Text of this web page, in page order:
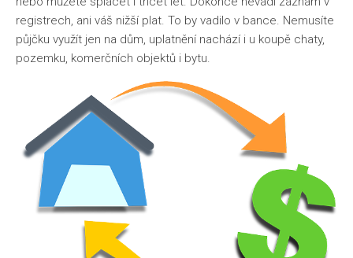
registrech, ani váš nižší plat. To by vadilo v bance. Nemusíte
půjčku využít jen na dům, uplatnění nachází i u koupě chaty,
pozemku, komerčních objektů i bytu.